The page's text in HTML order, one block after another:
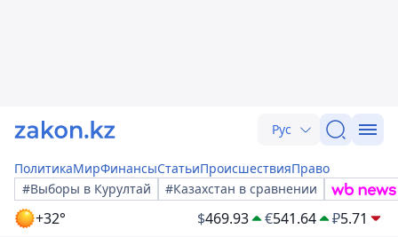
Рус
ПолитикаМирФинансыСтатьиПроисшествияПраво
#Выборы в Курултай
#Казахстан в сравнении
+32° $469.93 €541.64 ₽5.71